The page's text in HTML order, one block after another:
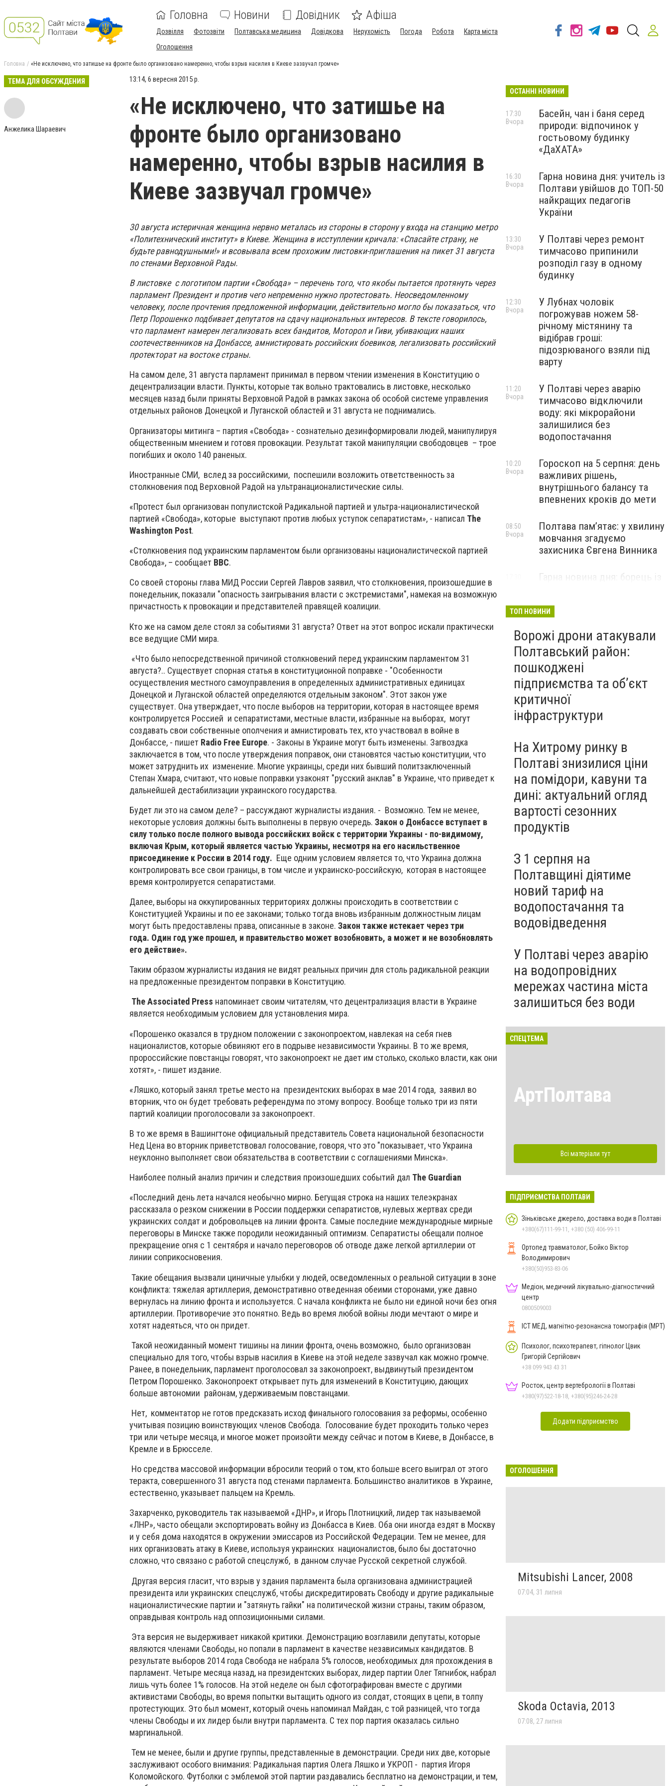
Головна Новини Довідник Афіша
Дозвілля Фотозвіти Полтавська медицина Довідкова Нерухомість Погода Робота
Карта міста
Оголошення
Головна «Не исключено, что затишье на фронте было организовано намеренно, чтобы взрыв насилия в Киеве зазвучал громче»
ТЕМА ДЛЯ ОБСУЖДЕНИЯ
Анжелика Шараевич
13:14, 6 вересня 2015 р.
«Не исключено, что затишье на
фронте было организовано
намеренно, чтобы взрыв насилия в
Киеве зазвучал громче»
30 августа истеричная женщина нервно металась из стороны в сторону у входа на станцию метро
«Политехнический институт» в Киеве. Женщина в исступлении кричала: «Спасайте страну, не
будьте равнодушными!» и всовывала всем прохожим листовки-приглашения на пикет 31 августа
по стенами Верховной Рады.
В листовке с логотипом партии «Свобода» – перечень того, что якобы пытается протянуть через
парламент Президент и против чего непременно нужно протестовать. Неосведомленному
человеку, после прочтения предложенной информации, действительно могло бы показаться, что
Петр Порошенко подбивает депутатов на сдачу национальных интересов. В тексте говорилось,
что парламент намерен легализовать всех бандитов, Моторол и Гиви, убивающих наших
соотечественников на Донбассе, амнистировать российских боевиков, легализовать российский
протекторат на востоке страны.
На самом деле, 31 августа парламент принимал в первом чтении изменения в Конституцию о
децентрализации власти. Пункты, которые так вольно трактовались в листовке, несколько
месяцев назад были приняты Верховной Радой в рамках закона об особой системе управления
отдельных районов Донецкой и Луганской областей и 31 августа не поднимались.
Организаторы митинга – партия «Свобода» - сознательно дезинформировали людей, манипулируя
общественным мнением и готовя провокации. Результат такой манипуляции свободовцев – трое
погибших и около 140 раненых.
Иностранные СМИ, вслед за российскими, поспешили возложить ответственность за
столкновения под Верховной Радой на ультранационалистические силы.
«Протест был организован популистской Радикальной партией и ультра-националистической
партией «Свобода», которые выступают против любых уступок сепаратистам», - написал The
Washington Post.
«Столкновения под украинским парламентом были организованы националистической партией
Свобода», – сообщает ВВС.
Со своей стороны глава МИД России Сергей Лавров заявил, что столкновения, произошедшие в
понедельник, показали "опасность заигрывания власти с экстремистами", намекая на возможную
причастность к провокации и представителей правящей коалиции.
Кто же на самом деле стоял за событиями 31 августа? Ответ на этот вопрос искали практически
все ведущие СМИ мира.
«Что было непосредственной причиной столкновений перед украинским парламентом 31
августа?.. Существует спорная статья в конституционной поправке - "Особенности
осуществления местного самоуправления в определенных административных единицах
Донецкой и Луганской областей определяются отдельным законом". Этот закон уже
существует. Она утверждает, что после выборов на территории, которая в настоящее время
контролируется Россией и сепаратистами, местные власти, избранные на выборах, могут
создавать свои собственные ополчения и амнистировать тех, кто участвовал в войне в
Донбассе, - пишет Radio Free Europe. - Законы в Украине могут быть изменены. Загвоздка
заключается в том, что после утверждения поправок, они становятся частью конституции, что
может затруднить их изменение. Многие украинцы, среди них бывший политзаключенный
Степан Хмара, считают, что новые поправки узаконят "русский анклав" в Украине, что приведет к
дальнейшей дестабилизации украинского государства.
Будет ли это на самом деле? – рассуждают журналисты издания. - Возможно. Тем не менее,
некоторые условия должны быть выполнены в первую очередь. Закон о Донбассе вступает в
силу только после полного вывода российских войск с территории Украины - по-видимому,
включая Крым, который является частью Украины, несмотря на его насильственное
присоединение к России в 2014 году. Еще одним условием является то, что Украина должна
контролировать все свои границы, в том числе и украинско-российскую, которая в настоящее
время контролируется сепаратистами.
Далее, выборы на оккупированных территориях должны происходить в соответствии с
Конституцией Украины и по ее законами; только тогда вновь избранным должностным лицам
могут быть предоставлены права, описанные в законе. Закон также истекает через три
года. Один год уже прошел, и правительство может возобновить, а может и не возобновлять
его действие».
Таким образом журналисты издания не видят реальных причин для столь радикальной реакции
на предложенные президентом поправки в Конституцию.
The Associated Press напоминает своим читателям, что децентрализация власти в Украине
является необходимым условием для установления мира.
«Порошенко оказался в трудном положении с законопроектом, навлекая на себя гнев
националистов, которые обвиняют его в подрыве независимости Украины. В то же время,
пророссийские повстанцы говорят, что законопроект не дает им столько, сколько власти, как они
хотят», - пишет издание.
«Ляшко, который занял третье место на президентских выборах в мае 2014 года, заявил во
вторник, что он будет требовать референдума по этому вопросу. Вообще только три из пяти
партий коалиции проголосовали за законопроект.
В то же время в Вашингтоне официальный представитель Совета национальной безопасности
Нед Цена во вторник приветствовал голосование, говоря, что это "показывает, что Украина
неуклонно выполняет свои обязательства в соответствии с соглашениями Минска».
Наиболее полный анализ причин и следствия произошедших событий дал The Guardian
«Последний день лета начался необычно мирно. Бегущая строка на наших телеэкранах
рассказала о резком снижении в России поддержки сепаратистов, нулевых жертвах среди
украинских солдат и добровольцев на линии фронта. Самые последние международные мирные
переговоры в Минске также породили неожиданный оптимизм. Сепаратисты обещали полное
прекращение огня с 1 сентября и начало переговоров об отводе даже легкой артиллерии от
линии соприкосновения.
Такие обещания вызвали циничные улыбки у людей, осведомленных о реальной ситуации в зоне
конфликта: тяжелая артиллерия, демонстративно отведенная обеими сторонами, уже давно
вернулась на линию фронта и используется. С начала конфликта не было ни единой ночи без огня
артиллерии. Противоречие это понятно. Ведь во время любой войны люди мечтают о мире и
хотят надеяться, что он придет.
Такой неожиданный момент тишины на линии фронта, очень возможно, было организован
специально для того, чтобы взрыв насилия в Киеве на этой неделе зазвучал как можно громче.
Ранее, в понедельник, парламент проголосовал за законопроект, выдвинутый президентом
Петром Порошенко. Законопроект открывает путь для изменений в Конституцию, дающих
больше автономии районам, удерживаемым повстанцами.
Нет, комментатор не готов предсказать исход финального голосования за реформы, особенно
учитывая позицию воинствующих членов Свобода. Голосование будет проходить только через
три или четыре месяца, и многое может произойти между сейчас и потом в Киеве, в Донбассе, в
Кремле и в Брюсселе.
Но средства массовой информации вбросили теорий о том, кто больше всего выиграл от этого
теракта, совершенного 31 августа под стенами парламента. Большинство аналитиков в Украине,
естественно, указывает пальцем на Кремль.
Захарченко, руководитель так называемой «ДНР», и Игорь Плотницкий, лидер так называемой
«ЛНР», часто обещали экспортировать войну из Донбасса в Киев. Оба они иногда ездят в Москву
и у себя дома находятся в окружении эмиссаров из Российской Федерации. Тем не менее, для
них организовать атаку в Киеве, используя украинских националистов, было бы достаточно
сложно, что связано с работой спецслужб, в данном случае Русской секретной службой.
Другая версия гласит, что взрыв у здания парламента была организована администрацией
президента или украинских спецслужб, чтобы дискредитировать Свободу и другие радикальные
националистические партии и "затянуть гайки" на политической жизни страны, таким образом,
оправдывая контроль над оппозиционными силами.
Эта версия не выдерживает никакой критики. Демонстрацию возглавили депутаты, которые
являются членами Свободы, но попали в парламент в качестве независимых кандидатов. В
результате выборов 2014 года Свобода не набрала 5% голосов, необходимых для прохождения в
парламент. Четыре месяца назад, на президентских выборах, лидер партии Олег Тягнибок, набрал
лишь чуть более 1% голосов. На этой неделе он был сфотографирован вместе с другими
активистами Свободы, во время попытки вытащить одного из солдат, стоящих в цепи, в толпу
протестующих. Это был момент, который очень напоминал Майдан, с той разницей, что тогда
члены Свободы и их лидер были внутри парламента. С тех пор партия оказалась сильно
маргинальной.
Тем не менее, были и другие группы, представленные в демонстрации. Среди них две, которые
заслуживают особого внимания: Радикальная партия Олега Ляшко и УКРОП - партия Игоря
Коломойского. Футболки с эмблемой этой партии раздавались бесплатно на демонстрации, и тем,
ОСТАННІ НОВИНИ
Басейн, чан і баня серед
природи: відпочинок у
гостьовому будинку
«ДаХАТА»
17:30
Вчора
Гарна новина дня: учитель із
Полтави увійшов до ТОП-50
найкращих педагогів
України
16:30
Вчора
У Полтаві через ремонт
тимчасово припинили
розподіл газу в одному
будинку
13:30
Вчора
У Лубнах чоловік
погрожував ножем 58-
річному містянину та
відібрав гроші:
підозрюваного взяли під
варту
12:30
Вчора
У Полтаві через аварію
тимчасово відключили
воду: які мікрорайони
залишилися без
водопостачання
11:20
Вчора
Гороскоп на 5 серпня: день
важливих рішень,
внутрішнього балансу та
впевнених кроків до мети
10:20
Вчора
Полтава пам’ятає: у хвилину
мовчання згадуємо
захисника Євгена Винника
08:50
Вчора
Гарна новина дня: борець із
міжнародного турніру в
ТОП НОВИНИ
Ворожі дрони атакували
Полтавський район:
пошкоджені
підприємства та об’єкт
критичної
інфраструктури
На Хитрому ринку в
Полтаві знизилися ціни
на помідори, кавуни та
дині: актуальний огляд
вартості сезонних
продуктів
З 1 серпня на
Полтавщині діятиме
новий тариф на
водопостачання та
водовідведення
У Полтаві через аварію
на водопровідних
мережах частина міста
залишиться без води
СПЕЦТЕМА
АртПолтава
Всі матеріали тут
ПІДПРИЄМСТВА ПОЛТАВИ
Зіньківське джерело, доставка води в Полтаві
+380(67)111-99-11, +380 (50) 406-99-11
Ортопед травматолог, Бойко Віктор
Володимирович
+380(50)953-83-06
Медіон, медичний лікувально-діагностичний
центр
0800509003
ІСТ МЕД, магнітно-резонансна томографія (МРТ)
Психолог, психотерапевт, гіпнолог Цвик
Григорій Сергійович
+38 099 943 43 31
Росток, центр вертебрології в Полтаві
+380(97)522-18-18, +380(95)246-24-28
Додати підприємство
ОГОЛОШЕННЯ
Mitsubishi Lancer, 2008
07:04, 31 липня
Skoda Octavia, 2013
07:08, 27 липня